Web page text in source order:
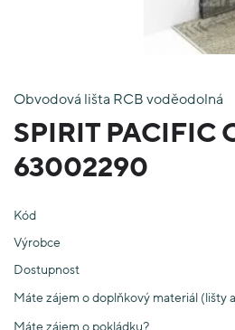
Obvodová lišta RCB voděodolná
SPIRIT PACIFIC
63002290
Kód
Výrobce
Dostupnost
Máte zájem o doplňkový materiál (lišty
Máte zájem o pokládku?